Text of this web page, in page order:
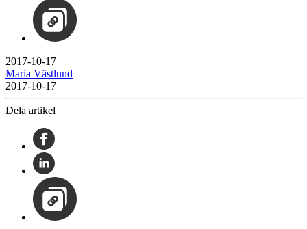
2017-10-17
Maria Västlund
2017-10-17
Dela artikel